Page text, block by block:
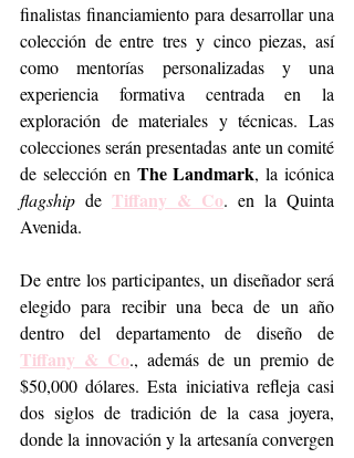
finalistas financiamiento para desarrollar una
colección de entre tres y cinco piezas, así
como mentorías personalizadas y una
experiencia formativa centrada en la
exploración de materiales y técnicas. Las
colecciones serán presentadas ante un comité
de selección en The Landmark
flagship de Tiffany & Co. en la Quinta
Avenida.
De entre los participantes, un diseñador será
elegido para recibir una beca de un año
Tiffany & Co., además de un premio de
$50,000 dólares. Esta iniciativa refleja casi
dos siglos de tradición de la casa joyera,
donde la innovación y la artesanía convergen